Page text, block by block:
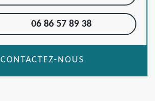
06 86 57 89 38
CONTACTEZ-NOUS